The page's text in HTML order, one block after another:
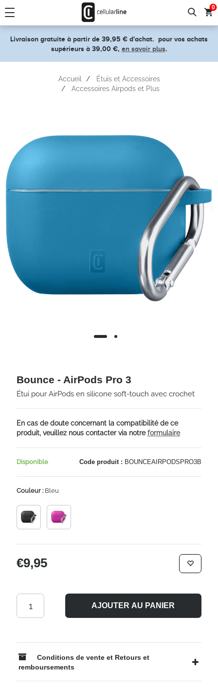
0
Livraison gratuite à partir de 39,95 € d'achat. pour vos achats
supérieurs à 39,00 €, en savoir plus.
Accueil
Étuis et Accessoires
Accessoires Airpods et Plus
Bounce - AirPods Pro 3
Étui pour AirPods en silicone soft-touch avec crochet
En cas de doute concernant la compatibilité de ce
produit, veuillez nous contacter via notreformulaire
Disponible Code produit : BOUNCEAIRPODSPRO3B
Couleur :Bleu
€9,95
AJOUTER AU PANIER
Conditions de vente et Retours et
remboursements